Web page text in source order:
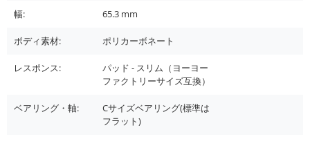
幅: 65.3 mm
ボディ素材: ポリカーボネート
レスポンス:
パッド - スリム（ヨーヨー
ファクトリーサイズ互換）
ベアリング・軸:
Cサイズベアリング(標準は
フラット)